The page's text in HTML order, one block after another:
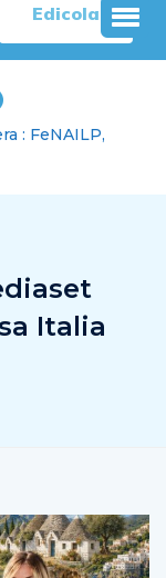
Edicola
: FeNAILP,
Italia